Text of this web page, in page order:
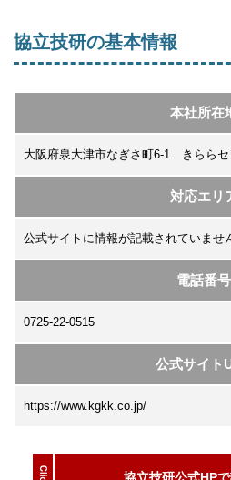
協立技研の基本情報
本社所在
大阪府泉大津市なぎさ町6-1 きららセ
対応エリ
公式サイトに情報が記載されていませ
電話番号
0725-22-0515
公式サイト
https://www.kgkk.co.jp/
協立技研公式HP